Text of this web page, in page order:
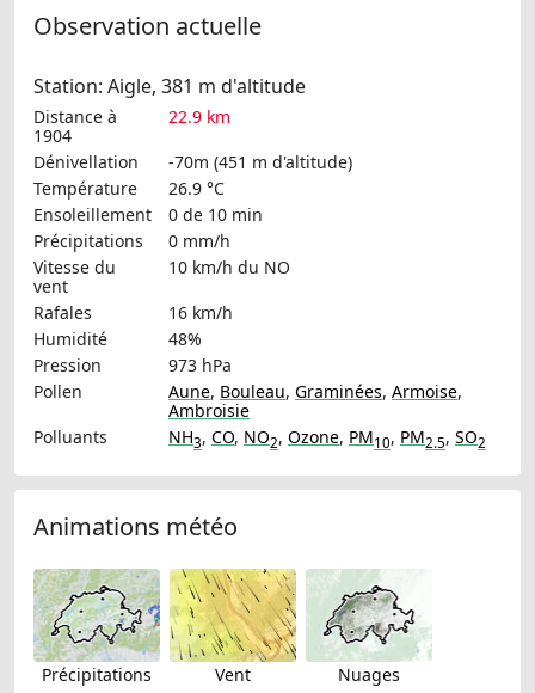
Observation actuelle
Station: Aigle, 381 m d'altitude
Distance à
1904
22.9 km
Dénivellation
-70m (451 m d'altitude)
Température
26.9 °C
Ensoleillement
0 de 10 min
Précipitations
0 mm/h
Vitesse du
vent
10 km/h du NO
Rafales
16 km/h
Humidité
48%
Pression
973 hPa
Pollen
Aune, Bouleau, Graminées, Armoise,
Ambroisie
Polluants
NH3, CO, NO2, Ozone, PM10, PM2.5, SO2
Animations météo
Précipitations Vent Nuages